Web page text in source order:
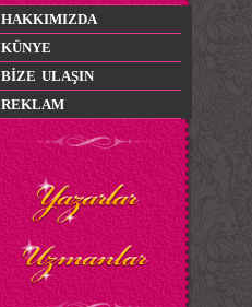
HAKKIMIZDA
KÜNYE
BİZE ULAŞIN
REKLAM